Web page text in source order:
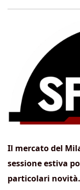
Il mercato del
sessione estiva
particolari novità.